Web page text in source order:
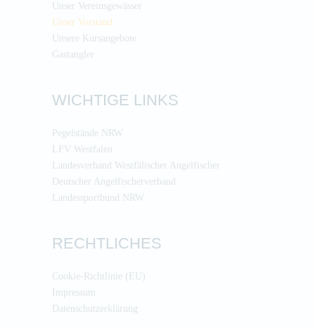
Unser Vereinsgewässer
Unser Vorstand
Unsere Kursangebote
Gastangler
WICHTIGE LINKS
Pegelstände NRW
LFV Westfalen
Landesverband Westfälischer Angelfischer
Deutscher Angelfischerverband
Landessportbund NRW
RECHTLICHES
Cookie-Richtlinie (EU)
Impressum
Datenschutzerklärung